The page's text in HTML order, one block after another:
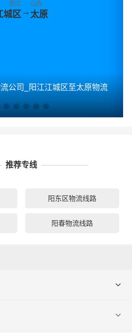
阳江
城区→
山西
太原
公司_阳江江城区至太原物流
推荐专线
阳东区物流线路
阳春物流线路